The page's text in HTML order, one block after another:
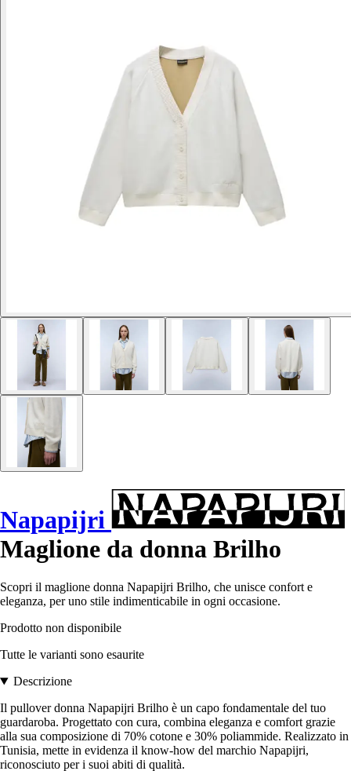
Napapijri
Maglione da donna Brilho
Scopri il maglione donna Napapijri Brilho, che unisce confort e
eleganza, per uno stile indimenticabile in ogni occasione.
Prodotto non disponibile
Tutte le varianti sono esaurite
Descrizione
Il pullover donna Napapijri Brilho è un capo fondamentale del tuo
guardaroba. Progettato con cura, combina eleganza e comfort grazie
alla sua composizione di 70% cotone e 30% poliammide. Realizzato in
Tunisia, mette in evidenza il know-how del marchio Napapijri,
riconosciuto per i suoi abiti di qualità.